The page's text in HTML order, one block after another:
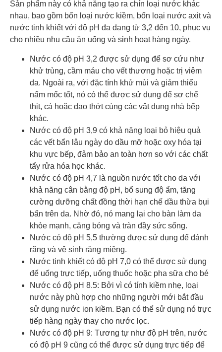
Sản phẩm này có khả năng tạo ra chín loại nước khác
nhau, bao gồm bốn loại nước kiềm, bốn loại nước axit và
nước tinh khiết với độ pH đa dạng từ 3,2 đến 10, phục vụ
cho nhiều nhu cầu ăn uống và sinh hoạt hàng ngày.
Nước có độ pH 3,2 được sử dụng để sơ cứu như
khử trùng, cầm máu cho vết thương hoặc trị viêm
da. Ngoài ra, với đặc tính khử mùi và giảm thiểu
nấm mốc tốt, nó có thể được sử dụng để sơ chế
thịt, cá hoặc dao thớt cùng các vật dụng nhà bếp
khác.
Nước có độ pH 3,9 có khả năng loại bỏ hiệu quả
các vết bẩn lâu ngày do dầu mỡ hoặc oxy hóa tại
khu vực bếp, đảm bảo an toàn hơn so với các chất
tẩy rửa hóa học khác.
Nước có độ pH 4,7 là nguồn nước tốt cho da với
khả năng cân bằng độ pH, bổ sung độ ẩm, tăng
cường dưỡng chất đồng thời hạn chế dầu thừa bụi
bẩn trên da. Nhờ đó, nó mang lại cho bàn làm da
khỏe mạnh, căng bóng và tràn đầy sức sống.
Nước có độ pH 5,5 thường được sử dụng để đánh
răng và vệ sinh răng miệng.
Nước tinh khiết có độ pH 7,0 có thể được sử dụng
để uống trực tiếp, uống thuốc hoặc pha sữa cho bé
Nước có độ pH 8.5: Bởi vì có tính kiềm nhẹ, loại
nước này phù hợp cho những người mới bắt đầu
sử dụng nước ion kiềm. Bạn có thể sử dụng nó trực
tiếp hàng ngày thay cho nước lọc.
Nước có độ pH 9: Tương tự như độ pH trên, nước
có độ pH 9 cũng có thể được sử dụng trực tiếp để